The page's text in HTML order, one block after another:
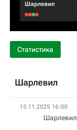
Шарлевил
Статистика
Шарлевил
15.11.2025 16:00
Шарлевил